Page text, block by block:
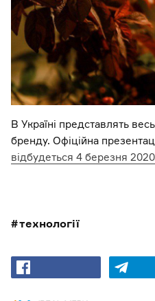
В Україні представлять
бренду. Офіційна
відбудеться 4 березня
технології